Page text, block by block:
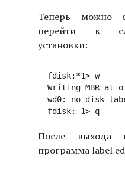
Теперь можно
перейти к
установки:
  fdisk:*1> w
Writing MBR at
wd0: no disk
После выхода
программа label